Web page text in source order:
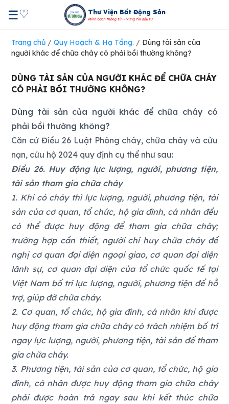
☰♡ Thư Viện Bất Động Sản
Minh bạch thông tin - Vững tin đầu tư
Trang chủ /Quy Hoạch & Hạ Tầng. / Dùng tài sản của
người khác để chữa cháy có phải bồi thường không?
DÙNG TÀI SẢN CỦA NGƯỜI KHÁC ĐỂ CHỮA CHÁY
CÓ PHẢI BỒI THƯỜNG KHÔNG?
Dùng tài sản của người khác để chữa cháy có
phải bồi thường không?
Căn cứ Điều 26 Luật Phòng cháy, chữa cháy và cứu
nạn, cứu hộ 2024 quy định cụ thể như sau:
Điều 26. Huy động lực lượng, người, phương tiện,
tài sản tham gia chữa cháy
1. Khi có cháy thì lực lượng, người, phương tiện, tài
sản của cơ quan, tổ chức, hộ gia đình, cá nhân đều
có thể được huy động để tham gia chữa cháy;
trường hợp cần thiết, người chỉ huy chữa cháy đề
nghị cơ quan đại diện ngoại giao, cơ quan đại diện
lãnh sự, cơ quan đại diện của tổ chức quốc tế tại
Việt Nam bố trí lực lượng, người, phương tiện để hỗ
trợ, giúp đỡ chữa cháy.
2. Cơ quan, tổ chức, hộ gia đình, cá nhân khi được
huy động tham gia chữa cháy có trách nhiệm bố trí
ngay lực lượng, người, phương tiện, tài sản để tham
gia chữa cháy.
3. Phương tiện, tài sản của cơ quan, tổ chức, hộ gia
đình, cá nhân được huy động tham gia chữa cháy
phải được hoàn trả ngay sau khi kết thúc chữa